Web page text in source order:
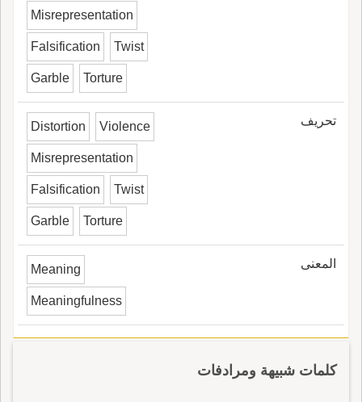
Misrepresentation
Falsification Twist
Garble Torture
تحريف Distortion Violence
Misrepresentation
Falsification Twist
Garble Torture
المعنى Meaning
Meaningfulness
كلمات شبيهة ومرادفات